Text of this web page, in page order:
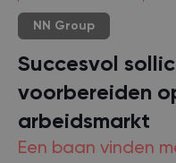
NN Group
Succesvol
voorbereiden
arbeidsmarkt
Een baan vinden